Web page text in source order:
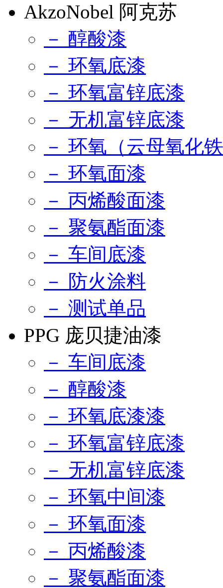
AkzoNobel 阿克苏
－ 醇酸漆
－ 环氧底漆
－ 环氧富锌底漆
－ 无机富锌底漆
－ 环氧（云母氧化
－ 环氧面漆
－ 丙烯酸面漆
－ 聚氨酯面漆
－ 车间底漆
－ 防火涂料
－ 测试单品
PPG 庞贝捷油漆
－ 车间底漆
－ 醇酸漆
－ 环氧底漆漆
－ 环氧富锌底漆
－ 无机富锌底漆
－ 环氧中间漆
－ 环氧面漆
－ 丙烯酸漆
－ 聚氨酯面漆